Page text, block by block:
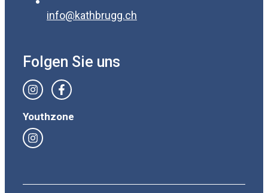
info@kathbrugg.ch
Folgen Sie uns
Youthzone